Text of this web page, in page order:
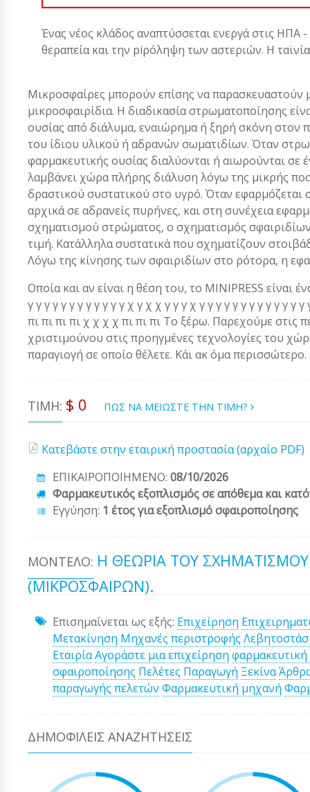
Ένας νέος κλάδος αναπτύσσεται ενεργά στις ΗΠΑ -
θεραπεία και την piρόληψη των αστεριών. Η
Μικροσφαίρες μπορούν επίσης να παρασκευαστούν
μικροσφαιρίδια. Η διαδικασία στρωματοποίησης
ουσίας από διάλυμα, εναιώρημα ή ξηρή σκόνη στον
του ίδιου υλικού ή αδρανών σωματιδίων. Όταν
φαρμακευτικής ουσίας διαλύονται ή αιωρούνται
λαμβάνει χώρα πλήρης διάλυση λόγω της μικρής
δραστικού συστατικού στο υγρό. Όταν
αρχικά σε αδρανείς πυρήνες, και στη συνέχεια
σχηματισμού στρώματος, ο σχηματισμός
τιμή. Κατάλληλα συστατικά που σχηματίζουν
Λόγω της κίνησης των σφαιριδίων στο ρότορα, η
Οποία και αν είναι η θέση του, το MINIPRESS είναι
γ γ γ γ γ γ γ γ γ γ γ γ χ γ χ χ γ γ γ χ γ γ γ γ γ γ γ γ γ γ
πι πι πι πι χ χ χ χ πι πι πι Το ξέρω. Παρεχούμε στις
χριστιμούνου στις προηγμένες τεχνολογίες του
παραγιογή σε οποίο θέλετε. Κάι ακ όμα περισσώτερο.
ΤΙΜΉ: $ 0 ΠΩΣ ΝΑ ΜΕΙΩΣΤΕ ΤΗΝ ΤΙΜΗ?
Κατεβάστε στην εταιρική προστασία (αρχαίο PDF)
ΕΠΙΚΑΙΡΟΠΟΙΗΜΕΝΟ: 08/10/2026
Φαρμακευτικός εξοπλισμός σε απόθεμα και
Εγγύηση: 1 έτος για εξοπλισμό σφαιροποίησης
ΜΟΝΤΈΛΟ: Η ΘΕΩΡΊΑ ΤΟΥ
(ΜΙΚΡΟΣΦΑΙΡΏΝ).
Επισημαίνεται ως εξής: Επιχείρηση
Μετακίνηση Μηχανές περιστροφής
ΕταιρίαΑγοράστε μια επιχείρηση
σφαιροποίησης Πελέτες Παραγωγή Ξεκίνα
παραγωγής πελετών Φαρμακευτική μηχανή
ΔΗΜΟΦΙΛΕΊΣ ΑΝΑΖΗΤΉΣΕΙΣ